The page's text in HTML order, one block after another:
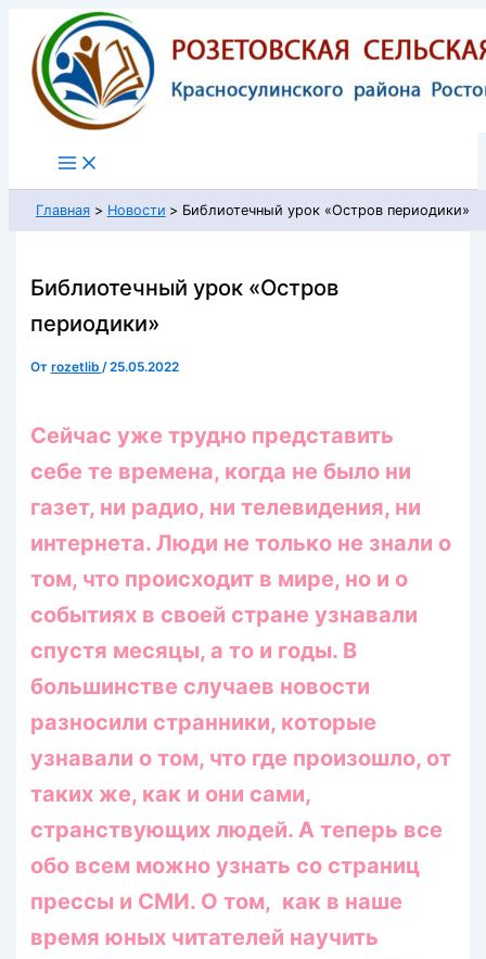
Перейти
содержимому
Главная Новости Библиотечный урок «Остров периодики»
Библиотечный урок «Остров
периодики»
От rozetlib /25.05.2022
Сейчас уже трудно представить
себе те времена, когда не было ни
газет, ни радио, ни телевидения, ни
интернета. Люди не только не знали о
том, что происходит в мире, но и о
событиях в своей стране узнавали
спустя месяцы, а то и годы. В
большинстве случаев новости
разносили странники, которые
узнавали о том, что где произошло, от
таких же, как и они сами,
странствующих людей. А теперь все
обо всем можно узнать со страниц
прессы и СМИ. О том, как в наше
время юных читателей научить